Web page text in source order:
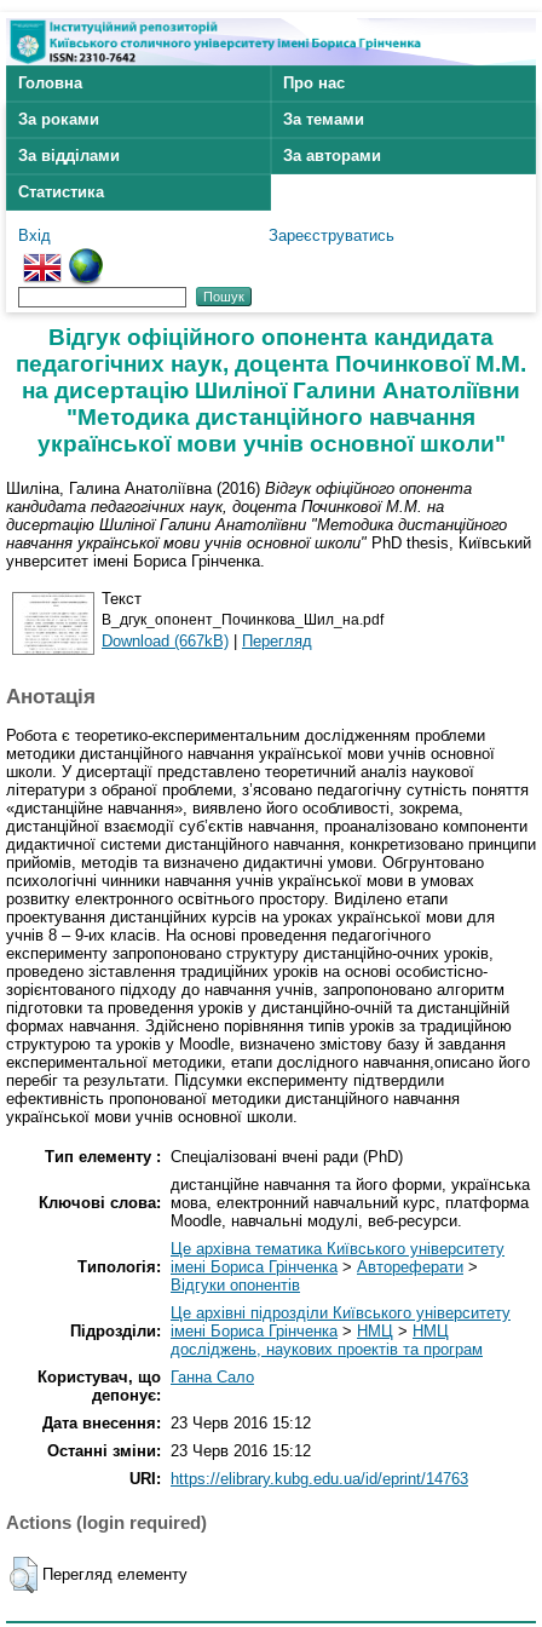
Головна
Про нас
За роками
За темами
За відділами
За авторами
Статистика
Вхід Зареєструватись
Відгук офіційного опонента кандидата
педагогічних наук, доцента Починкової М.М.
на дисертацію Шиліної Галини Анатоліївни
"Методика дистанційного навчання
української мови учнів основної школи"
Шиліна, Галина Анатоліївна (2016) Відгук офіційного опонента
кандидата педагогічних наук, доцента Починкової М.М. на
дисертацію Шиліної Галини Анатоліївни "Методика дистанційного
навчання української мови учнів основної школи" PhD thesis, Київський
унверситет імені Бориса Грінченка.
Текст
В_дгук_опонент_Починкова_Шил_на.pdf
Download (667kB) | Перегляд
Анотація
Робота є теоретико-експериментальним дослідженням проблеми
методики дистанційного навчання української мови учнів основної
школи. У дисертації представлено теоретичний аналіз наукової
літератури з обраної проблеми, з’ясовано педагогічну сутність поняття
«дистанційне навчання», виявлено його особливості, зокрема,
дистанційної взаємодії суб’єктів навчання, проаналізовано компоненти
дидактичної системи дистанційного навчання, конкретизовано принципи
прийомів, методів та визначено дидактичні умови. Обгрунтовано
психологічні чинники навчання учнів української мови в умовах
розвитку електронного освітнього простору. Виділено етапи
проектування дистанційних курсів на уроках української мови для
учнів 8 – 9-их класів. На основі проведення педагогічного
експерименту запропоновано структуру дистанційно-очних уроків,
проведено зіставлення традиційних уроків на основі особистісно-
зорієнтованого підходу до навчання учнів, запропоновано алгоритм
підготовки та проведення уроків у дистанційно-очній та дистанційній
формах навчання. Здійснено порівняння типів уроків за традиційною
структурою та уроків у Moodle, визначено змістову базу й завдання
експериментальної методики, етапи дослідного навчання,описано його
перебіг та результати. Підсумки експерименту підтвердили
ефективність пропонованої методики дистанційного навчання
української мови учнів основної школи.
Тип елементу : Спеціалізовані вчені ради (PhD)
Ключові слова:
дистанційне навчання та його форми, українська
мова, електронний навчальний курс, платформа
Moodle, навчальні модулі, веб-ресурси.
Типологія:
Це архівна тематика Київського університету
імені Бориса Грінченка> Автореферати >
Відгуки опонентів
Підрозділи:
Це архівні підрозділи Київського університету
імені Бориса Грінченка> НМЦ > НМЦ
досліджень, наукових проектів та програм
Користувач, що
депонує:
Ганна Сало
Дата внесення: 23 Черв 2016 15:12
Останні зміни: 23 Черв 2016 15:12
URI:
https://elibrary.kubg.edu.ua/id/eprint/14763
Actions (login required)
Перегляд елементу